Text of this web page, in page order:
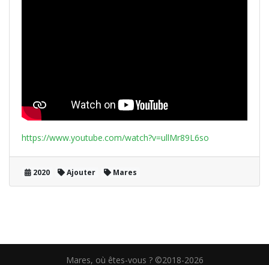
https://www.youtube.com/watch?v=ullMr89L6so
2020 Ajouter Mares
Mares, où êtes-vous ? ©2018-2026